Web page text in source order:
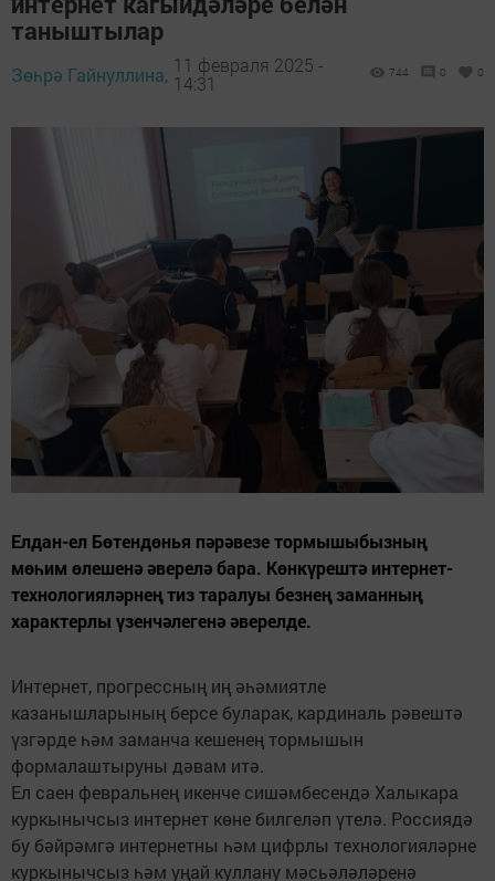
таныштылар
Зөһрә Гайнуллина, 11 февраля 2025 -
14:31
744 0 0
Елдан-ел Бөтендөнья пәрәвезе тормышыбызның
мөһим өлешенә әверелә бара. Көнкүрештә интернет-
технологияләрнең тиз таралуы безнең заманның
характерлы үзенчәлегенә әверелде.
Интернет, прогрессның иң әһәмиятле
казанышларының берсе буларак, кардиналь рәвештә
үзгәрде һәм заманча кешенең тормышын
формалаштыруны дәвам итә.
Ел саен февральнең икенче сишәмбесендә Халыкара
куркынычсыз интернет көне билгеләп үтелә. Россиядә
бу бәйрәмгә интернетны һәм цифрлы технологияләрне
куркынычсыз һәм уңай куллану мәсьәләләренә